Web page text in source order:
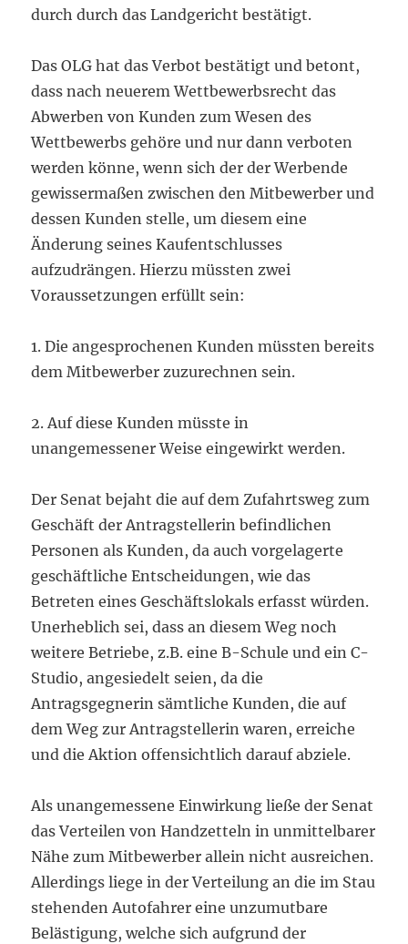
durch durch das Landgericht bestätigt.
Das OLG hat das Verbot bestätigt und betont,
dass nach neuerem Wettbewerbsrecht das
Abwerben von Kunden zum Wesen des
Wettbewerbs gehöre und nur dann verboten
werden könne, wenn sich der der Werbende
gewissermaßen zwischen den Mitbewerber und
dessen Kunden stelle, um diesem eine
Änderung seines Kaufentschlusses
aufzudrängen. Hierzu müssten zwei
Voraussetzungen erfüllt sein:
1. Die angesprochenen Kunden müssten bereits
dem Mitbewerber zuzurechnen sein.
2. Auf diese Kunden müsste in
unangemessener Weise eingewirkt werden.
Der Senat bejaht die auf dem Zufahrtsweg zum
Geschäft der Antragstellerin befindlichen
Personen als Kunden, da auch vorgelagerte
geschäftliche Entscheidungen, wie das
Betreten eines Geschäftslokals erfasst würden.
Unerheblich sei, dass an diesem Weg noch
weitere Betriebe, z.B. eine B-Schule und ein C-
Studio, angesiedelt seien, da die
Antragsgegnerin sämtliche Kunden, die auf
dem Weg zur Antragstellerin waren, erreiche
und die Aktion offensichtlich darauf abziele.
Als unangemessene Einwirkung ließe der Senat
das Verteilen von Handzetteln in unmittelbarer
Nähe zum Mitbewerber allein nicht ausreichen.
Allerdings liege in der Verteilung an die im Stau
stehenden Autofahrer eine unzumutbare
Belästigung, welche sich aufgrund der